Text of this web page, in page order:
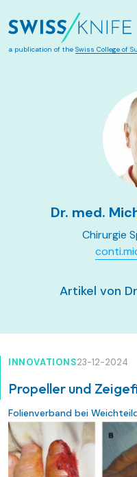
a publication of the Swiss College of
Dr. med.
Chirurgie
Artikel von
INNOVATIONS23-12-2024
Propeller und
Folienverband bei